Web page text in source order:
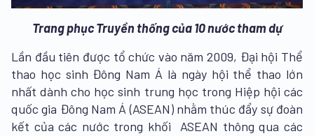
Trang phục Truyền thống của 10 nước tham dự
Lần đầu tiên được tổ chức vào năm 2009, Đại hội Thể
thao học sinh Đông Nam Á là ngày hội thể thao lớn
nhất dành cho học sinh trung học trong Hiệp hội các
quốc gia Đông Nam Á (ASEAN) nhằm thúc đẩy sự đoàn
kết của các nước trong khối ASEAN thông qua các